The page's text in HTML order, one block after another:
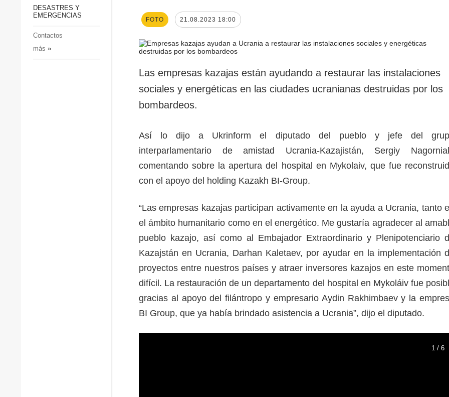
Sociedad y Cultura
personales
DESASTRES Y
EMERGENCIAS
Contactos
más »
FOTO 21.08.2023 18:00
Las empresas kazajas están ayudando a restaurar las instalaciones
sociales y energéticas en las ciudades ucranianas destruidas por los
bombardeos.
Así lo dijo a Ukrinform el diputado del pueblo y jefe del
interparlamentario de amistad Ucrania-Kazajistán, Sergiy
comentando sobre la apertura del hospital en Mykolaiv, que fue
con el apoyo del holding Kazakh BI-Group.
“Las empresas kazajas participan activamente en la ayuda a Ucrania, tanto
el ámbito humanitario como en el energético. Me gustaría agradecer al
pueblo kazajo, así como al Embajador Extraordinario y Plenipotenciario
Kazajstán en Ucrania, Darhan Kaletaev, por ayudar en la implementación
proyectos entre nuestros países y atraer inversores kazajos en este
difícil. La restauración de un departamento del hospital en Mykoláiv fue
gracias al apoyo del filántropo y empresario Aydin Rakhimbaev y la
BI Group, que ya había brindado asistencia a Ucrania”, dijo el diputado.
1 / 6